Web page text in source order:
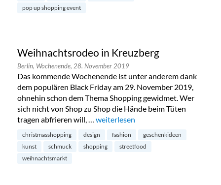
pop up shopping event
Weihnachtsrodeo in Kreuzberg
Berlin, Wochenende, 28. November 2019
Das kommende Wochenende ist unter anderem dank
dem populären Black Friday am 29. November 2019,
ohnehin schon dem Thema Shopping gewidmet. Wer
sich nicht von Shop zu Shop die Hände beim Tüten
tragen abfrieren will, … „Weihnachtsrodeo in Kreuzberg“
weiterlesen
christmasshopping design fashion
geschenkideen
kunst
schmuck shopping
streetfood
weihnachtsmarkt